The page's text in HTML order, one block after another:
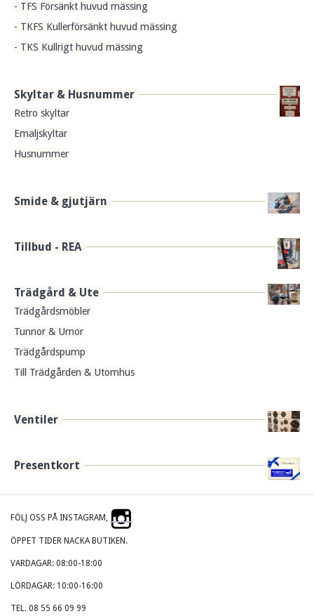
- TFS Försänkt huvud mässing
- TKFS Kullerförsänkt huvud mässing
- TKS Kullrigt huvud mässing
Skyltar & Husnummer
Retro skyltar
Emaljskyltar
Husnummer
Smide & gjutjärn
Tillbud - REA
Trädgård & Ute
Trädgårdsmöbler
Tunnor & Urnor
Trädgårdspump
Till Trädgården & Utomhus
Ventiler
Presentkort
FÖLJ OSS PÅ INSTAGRAM,
ÖPPET TIDER NACKA BUTIKEN.
VARDAGAR: 08:00-18:00
LÖRDAGAR: 10:00-16:00
TEL. 08 55 66 09 99